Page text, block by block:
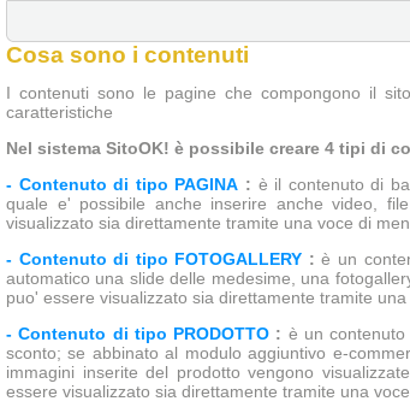
Cosa sono i contenuti
I contenuti sono le pagine che compongono il
caratteristiche
Nel sistema SitoOK! è possibile creare 4 tipi di
- Contenuto di tipo PAGINA : è il contenuto di
quale e' possibile anche inserire anche video,
visualizzato sia direttamente tramite una voce di
- Contenuto di tipo FOTOGALLERY : è un
automatico una slide delle medesime, una
puo' essere visualizzato sia direttamente tramite
- Contenuto di tipo PRODOTTO : è un
sconto; se abbinato al modulo aggiuntivo e-
immagini inserite del prodotto vengono
essere visualizzato sia direttamente tramite una